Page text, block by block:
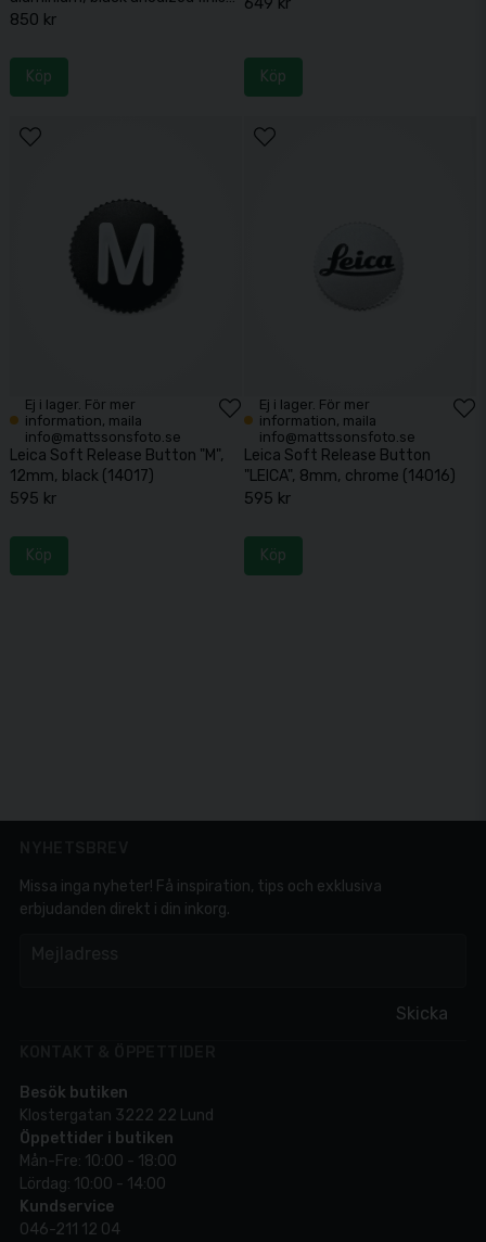
(19671)
850 kr
Köp Köp
Ej i lager. För mer
information, maila
info@mattssonsfoto.se
Leica Soft Release Button "M",
12mm, black (14017)
595 kr
Köp
Ej i lager. För mer
information, maila
info@mattssonsfoto.se
Leica Soft Release Button
"LEICA", 8mm, chrome (14016)
595 kr
Köp
Skicka
Missa inga nyheter! Få inspiration, tips och exklusiva
erbjudanden direkt i din inkorg.
Besök butiken
Klostergatan 3222 22 Lund
Öppettider i butiken
Mån-Fre: 10:00 - 18:00
Lördag: 10:00 - 14:00
Kundservice
046-211 12 04